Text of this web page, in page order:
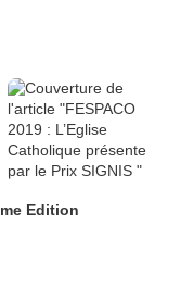
Edition